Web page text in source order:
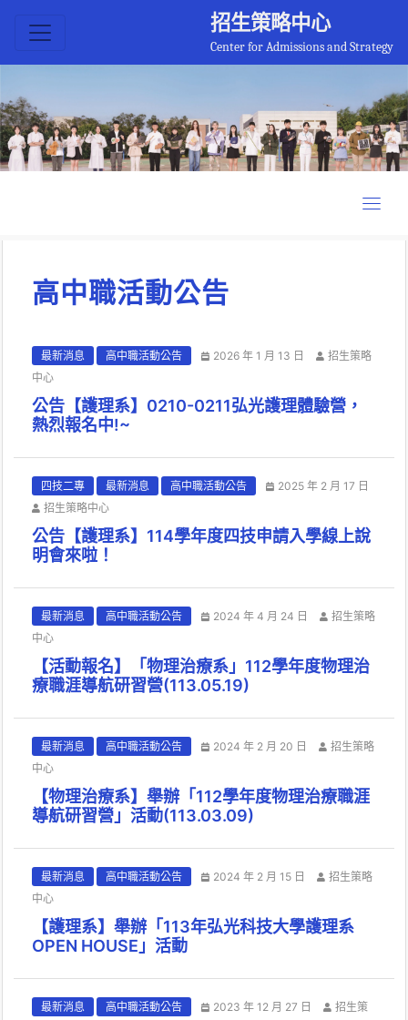
招生策略中心
Center for Admissions and Strategy
高中職活動公告
最新消息 高中職活動公告 2026 年 1 月 13 日
招生策略
中心
公告【護理系】0210-0211弘光護理體驗營，
熱烈報名中!~
四技二專 最新消息 高中職活動公告
2025 年 2 月 17 日
招生策略中心
公告【護理系】114學年度四技申請入學線上說
明會來啦！
最新消息 高中職活動公告 2024 年 4 月 24 日
招生策略
中心
【活動報名】「物理治療系」112學年度物理治
療職涯導航研習營(113.05.19)
最新消息 高中職活動公告 2024 年 2 月 20 日
招生策略
中心
【物理治療系】舉辦「112學年度物理治療職涯
導航研習營」活動(113.03.09)
最新消息 高中職活動公告 2024 年 2 月 15 日
招生策略
中心
【護理系】舉辦「113年弘光科技大學護理系
OPEN HOUSE」活動
最新消息 高中職活動公告 2023 年 12 月 27 日
招生策